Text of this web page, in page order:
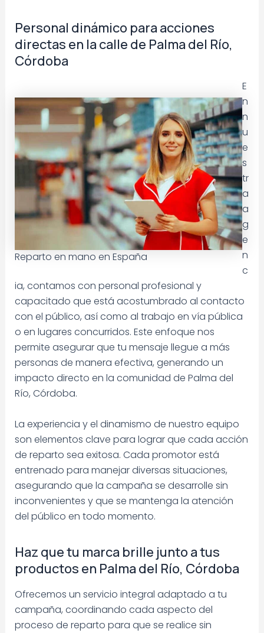
Personal dinámico para acciones
directas en la calle de Palma del Río,
Córdoba
Reparto en mano en España
E
n
n
u
e
s
tr
a
a
g
e
n
c
ia, contamos con personal profesional y
capacitado que está acostumbrado al contacto
con el público, así como al trabajo en vía pública
o en lugares concurridos. Este enfoque nos
permite asegurar que tu mensaje llegue a más
personas de manera efectiva, generando un
impacto directo en la comunidad de Palma del
Río, Córdoba.
La experiencia y el dinamismo de nuestro equipo
son elementos clave para lograr que cada acción
de reparto sea exitosa. Cada promotor está
entrenado para manejar diversas situaciones,
asegurando que la campaña se desarrolle sin
inconvenientes y que se mantenga la atención
del público en todo momento.
Haz que tu marca brille junto a tus
productos en Palma del Río, Córdoba
Ofrecemos un servicio integral adaptado a tu
campaña, coordinando cada aspecto del
proceso de reparto para que se realice sin